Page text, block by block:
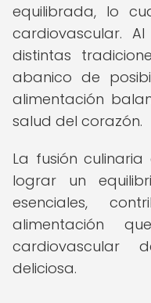
equilibrada, lo
cardiovascular.
distintas
abanico de
alimentación
salud del corazón.
La fusión
lograr un
esenciales,
alimentación
cardiovascular
deliciosa.